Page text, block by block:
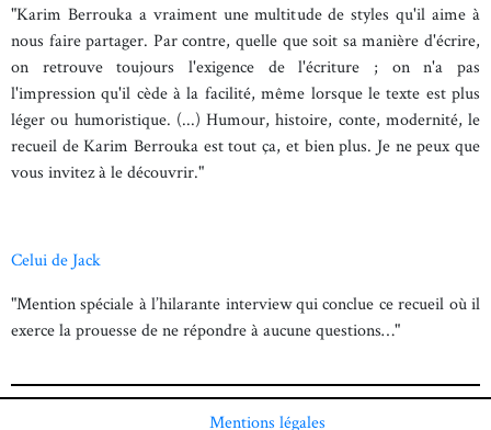
"Karim Berrouka a vraiment une multitude de styles qu'il aime à
nous faire partager. Par contre, quelle que soit sa manière d'écrire,
on retrouve toujours l'exigence de l'écriture ; on n'a pas
l'impression qu'il cède à la facilité, même lorsque le texte est plus
léger ou humoristique. (...) Humour, histoire, conte, modernité, le
recueil de Karim Berrouka est tout ça, et bien plus. Je ne peux que
vous invitez à le découvrir."
Celui de Jack
"Mention spéciale à l’hilarante interview qui conclue ce recueil où il
exerce la prouesse de ne répondre à aucune questions…"
Mentions légales